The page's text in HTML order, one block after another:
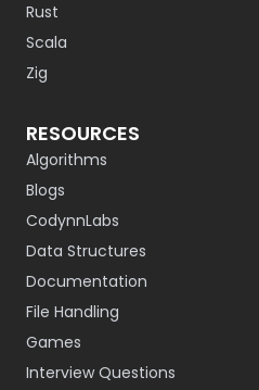
Rust
Scala
Zig
RESOURCES
Algorithms
Blogs
CodynnLabs
Data Structures
Documentation
File Handling
Games
Interview Questions